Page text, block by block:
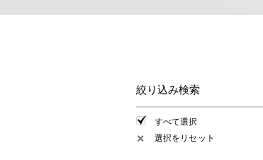
絞り込み検索
すべて選択
✕ 選択をリセット